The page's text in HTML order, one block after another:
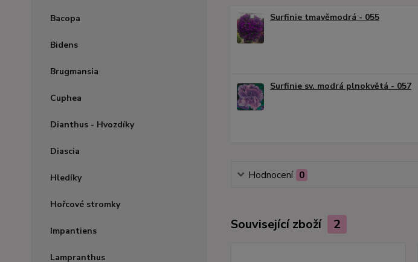
Bacopa
Bidens
Brugmansia
Cuphea
Dianthus - Hvozdíky
Diascia
Hledíky
Hořcové stromky
Impantiens
Lampranthus
Surfinie tmavěmodrá - 055
Surfinie sv. modrá plnokvětá - 057
Hodnocení 0
Související zboží 2